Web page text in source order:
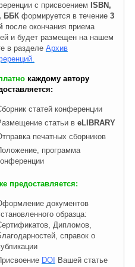
с присвоением ISBN,
ББКформируется в течение3
после окончания приема
и будет размещен на нашем
в разделе Архив
каждому автору
статей конференции
статьи в eLIBRARY
печатных сборников
программа
предоставляется:
документов
образца:
Дипломов,
справок о
DOI Вашей статье